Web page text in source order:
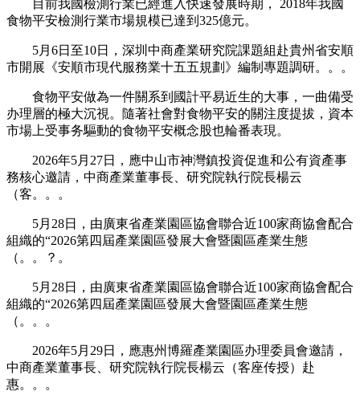
目前我國檢測行業已經進入快速發展時期， 2018年我國
食物平安檢測行業市場規模已達到325億元。
5月6日至10日，深圳中商產業研究院課題組赴貴州省安順
市開展《安順市現代服務業十五五規劃》編制專題調研。。。
食物平安做為一件關系到國計平易近生的大事，一曲備受
办理層的極大沉視。隨著社會對食物平安的關注度提拔，資本
市場上受事务驅動的食物平安概念股也輪番表現。
2026年5月27日，應中山市神灣鎮投資促進和公有資產事
務核心邀請，中商產業董事長、研究院執行院長楊云
（客。。。
5月28日，由廣東省產業園區協會聯合近100家商協會配合
組織的“2026第四屆產業園區發展大會暨園區產業生態
（。。？。
5月28日，由廣東省產業園區協會聯合近100家商協會配合
組織的“2026第四屆產業園區發展大會暨園區產業生態
（。。。
2026年5月29日，應惠州博羅產業園區办理委員會邀請，
中商產業董事長、研究院執行院長楊云（客座传授）赴
惠。。。